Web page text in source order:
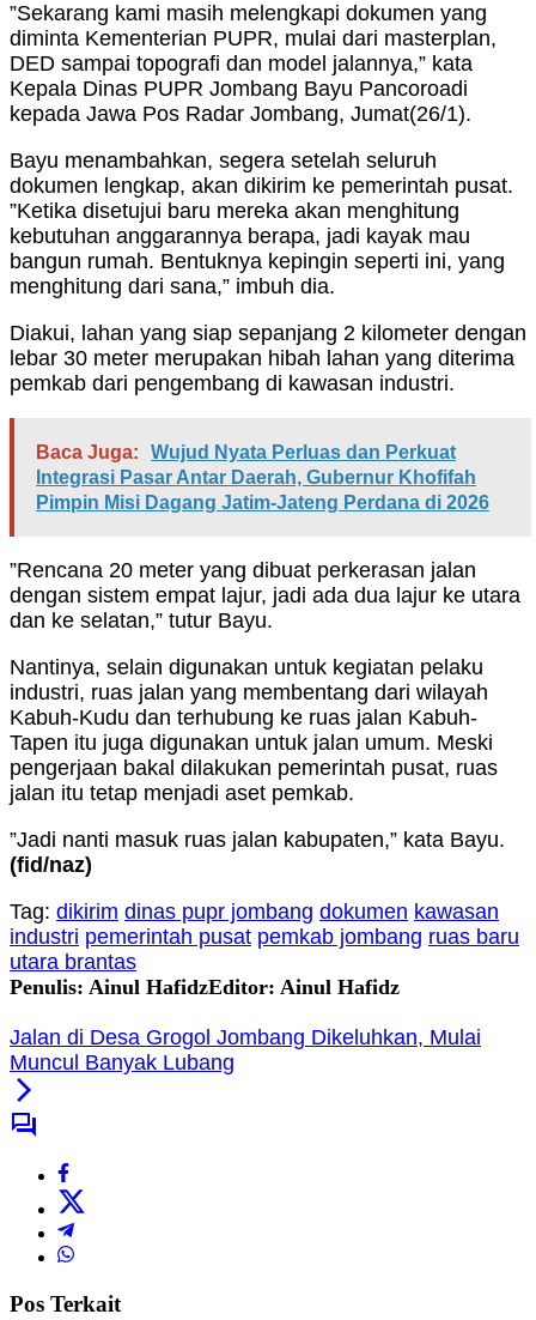
”Sekarang kami masih melengkapi dokumen yang
diminta Kementerian PUPR, mulai dari masterplan,
DED sampai topografi dan model jalannya,” kata
Kepala Dinas PUPR Jombang Bayu Pancoroadi
kepada Jawa Pos Radar Jombang, Jumat(26/1).
Bayu menambahkan, segera setelah seluruh
dokumen lengkap, akan dikirim ke pemerintah pusat.
”Ketika disetujui baru mereka akan menghitung
kebutuhan anggarannya berapa, jadi kayak mau
bangun rumah. Bentuknya kepingin seperti ini, yang
menghitung dari sana,” imbuh dia.
Diakui, lahan yang siap sepanjang 2 kilometer dengan
lebar 30 meter merupakan hibah lahan yang diterima
pemkab dari pengembang di kawasan industri.
Baca Juga:
Wujud Nyata Perluas dan Perkuat
Integrasi Pasar Antar Daerah, Gubernur Khofifah
Pimpin Misi Dagang Jatim-Jateng Perdana di 2026
”Rencana 20 meter yang dibuat perkerasan jalan
dengan sistem empat lajur, jadi ada dua lajur ke utara
dan ke selatan,” tutur Bayu.
Nantinya, selain digunakan untuk kegiatan pelaku
industri, ruas jalan yang membentang dari wilayah
Kabuh-Kudu dan terhubung ke ruas jalan Kabuh-
Tapen itu juga digunakan untuk jalan umum. Meski
pengerjaan bakal dilakukan pemerintah pusat, ruas
jalan itu tetap menjadi aset pemkab.
”Jadi nanti masuk ruas jalan kabupaten,” kata Bayu.
(fid/naz)
Tag: dikirim dinas pupr jombang dokumen kawasan
industri pemerintah pusat pemkab jombang ruas baru
utara brantas
Penulis: Ainul HafidzEditor: Ainul Hafidz
Jalan di Desa Grogol Jombang Dikeluhkan, Mulai
Muncul Banyak Lubang
Pos Terkait